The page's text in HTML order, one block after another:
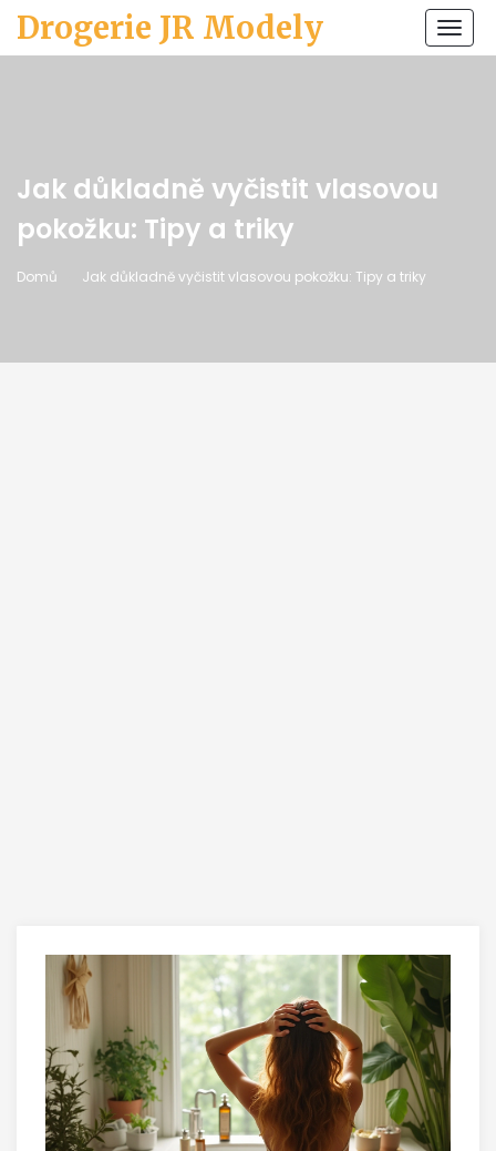
Drogerie JR Modely
Jak důkladně vyčistit vlasovou
pokožku: Tipy a triky
Domů Jak důkladně vyčistit vlasovou pokožku: Tipy a triky